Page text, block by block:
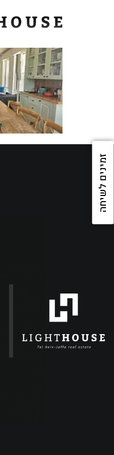
זמינים לשיחה